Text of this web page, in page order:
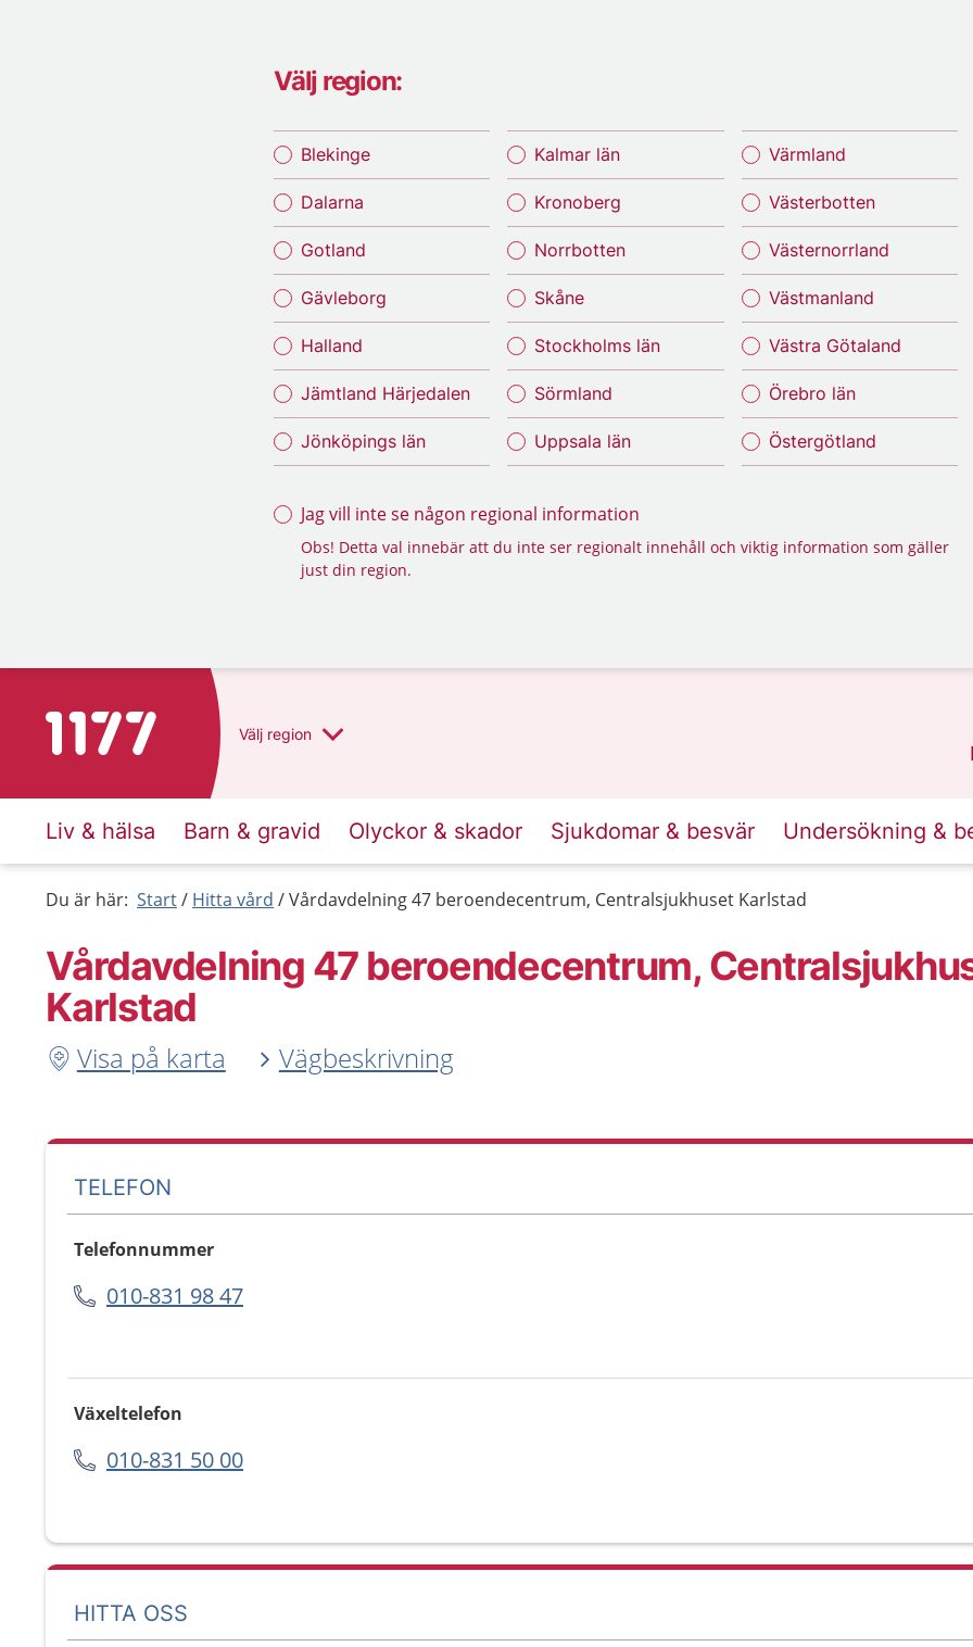
Välj region:
Blekinge
Dalarna
Gotland
Gävleborg
Halland
Jämtland Härjedalen
Jönköpings län
Kalmar län
Kronoberg
Norrbotten
Skåne
Stockholms län
Sörmland
Uppsala län
Värmland
Västerbotten
Västernorrland
Västmanland
Västra Götaland
Örebro län
Östergötland
Jag vill inte se någon regional information
Obs! Detta val innebär att du inte ser regionalt innehåll och viktig information som gäller
just din region.
Till startsidan för 1177 Välj region
Liv & hälsa Barn & gravid Olyckor & skador Sjukdomar & besvär Undersökning &
Du är här: Start Hitta vård Vårdavdelning 47 beroendecentrum, Centralsjukhuset Karlstad
Vårdavdelning 47 beroendecentrum,
Karlstad
Visa på karta Vägbeskrivning
TELEFON
Telefonnummer
010-831 98 47
Växeltelefon
010-831 50 00
HITTA OSS